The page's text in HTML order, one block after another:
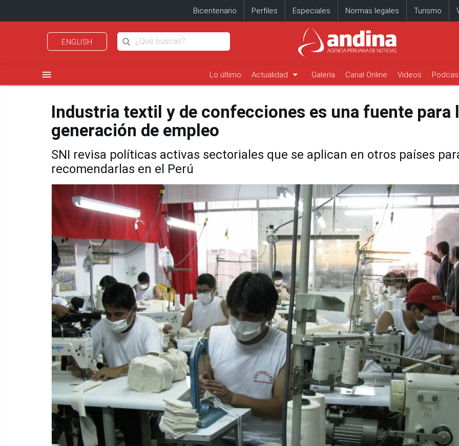
Bicentenario Perfiles Especiales Normas legales Turismo
ENGLISH
menu Lo último Actualidad arrow_drop_down Galería Canal Online Videos
Industria textil y de confecciones es una fuente para
generación de empleo
SNI revisa políticas activas sectoriales que se aplican en otros países
recomendarlas en el Perú